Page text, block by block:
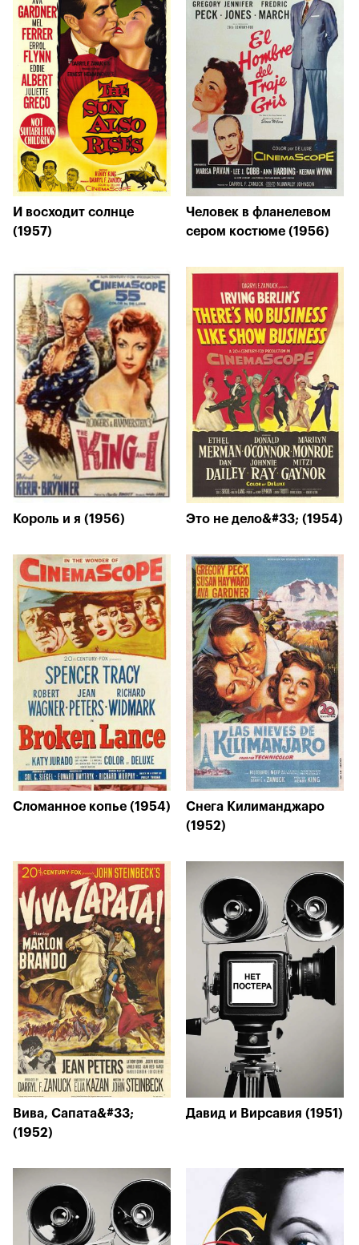
И восходит солнце
(1957)
Человек в фланелевом
сером костюме (1956)
Король и я (1956) Это не дело&#33; (1954)
Сломанное копье (1954)
Снега Килиманджаро
(1952)
Вива, Сапата&#33;
(1952)
Давид и Вирсавия (1951)